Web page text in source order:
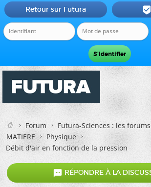
Retour sur Futura 
Forum
Futura-Sciences : les
MATIERE
Physique
Débit d'air en fonction de la pression
 RÉPONDRE À LA